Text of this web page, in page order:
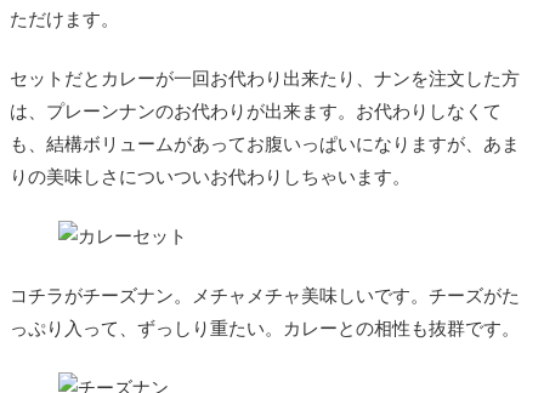
ただけます。
セットだとカレーが一回お代わり出来たり、ナンを注文した方
は、プレーンナンのお代わりが出来ます。お代わりしなくて
も、結構ボリュームがあってお腹いっぱいになりますが、あま
りの美味しさについついお代わりしちゃいます。
コチラがチーズナン。メチャメチャ美味しいです。チーズがた
っぷり入って、ずっしり重たい。カレーとの相性も抜群です。